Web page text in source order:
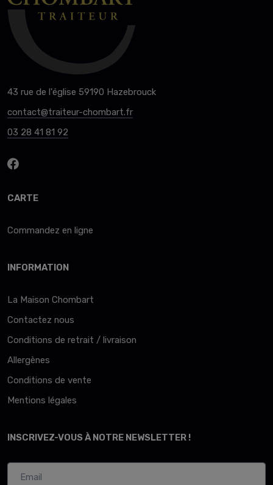
43 rue de l'église 59190 Hazebrouck
contact@traiteur-chombart.fr
03 28 41 81 92
CARTE
Commandez en ligne
INFORMATION
La Maison Chombart
Contactez nous
Conditions de retrait / livraison
Allergènes
Conditions de vente
Mentions légales
INSCRIVEZ-VOUS À NOTRE NEWSLETTER !